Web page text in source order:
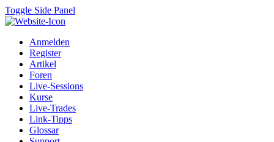
Toggle Side Panel
Anmelden
Register
Artikel
Foren
Live-Sessions
Kurse
Live-Trades
Link-Tipps
Glossar